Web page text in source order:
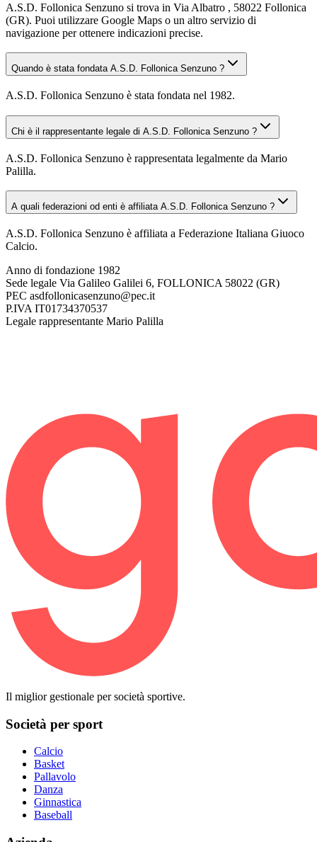
A.S.D. Follonica Senzuno si trova in Via Albatro , 58022 Follonica
(GR). Puoi utilizzare Google Maps o un altro servizio di
navigazione per ottenere indicazioni precise.
Quando è stata fondata A.S.D. Follonica Senzuno ?
A.S.D. Follonica Senzuno è stata fondata nel 1982.
Chi è il rappresentante legale di A.S.D. Follonica Senzuno ?
A.S.D. Follonica Senzuno è rappresentata legalmente da Mario
Palilla.
A quali federazioni od enti è affiliata A.S.D. Follonica Senzuno ?
A.S.D. Follonica Senzuno è affiliata a Federazione Italiana Giuoco
Calcio.
Anno di fondazione 1982
Sede legale Via Galileo Galilei 6, FOLLONICA 58022 (GR)
PEC asdfollonicasenzuno@pec.it
P.IVA IT01734370537
Legale rappresentante Mario Palilla
Il miglior gestionale per società sportive.
Società per sport
Calcio
Basket
Pallavolo
Danza
Ginnastica
Baseball